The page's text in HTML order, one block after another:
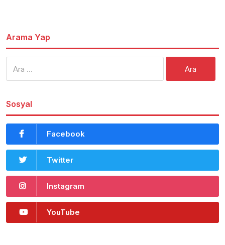
Arama Yap
Sosyal
Facebook
Twitter
Instagram
YouTube